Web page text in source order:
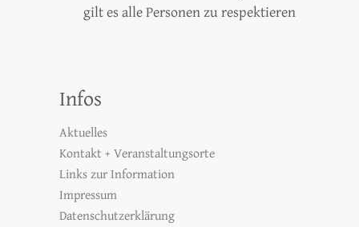
gilt es alle Personen zu respektieren
Infos
Aktuelles
Kontakt + Veranstaltungsorte
Links zur Information
Impressum
Datenschutzerklärung